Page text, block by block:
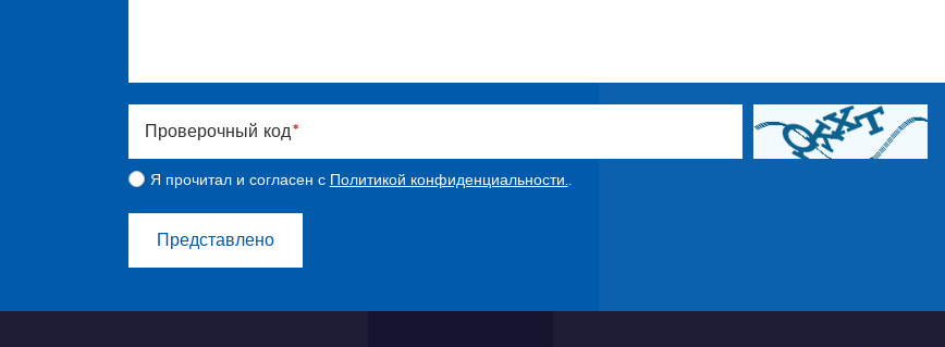
Проверочный код*
Я прочитал и согласен с Политикой конфиденциальности..
Представлено